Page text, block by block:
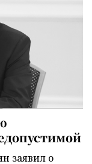
заявил о